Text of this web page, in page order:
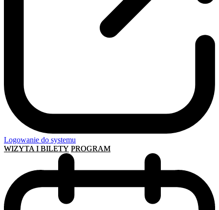
Logowanie do systemu
WIZYTA I BILETY PROGRAM